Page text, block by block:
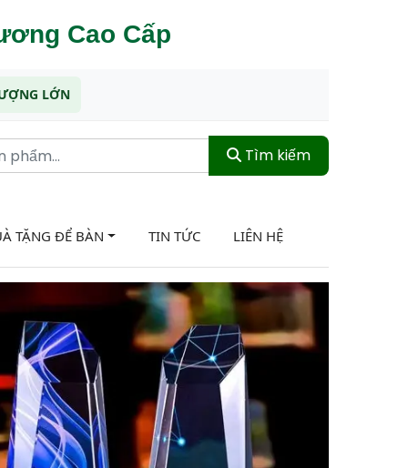
Cao Cấp
LỚN
Tìm kiếm
TẶNG ĐỂ BÀN TIN TỨC LIÊN HỆ